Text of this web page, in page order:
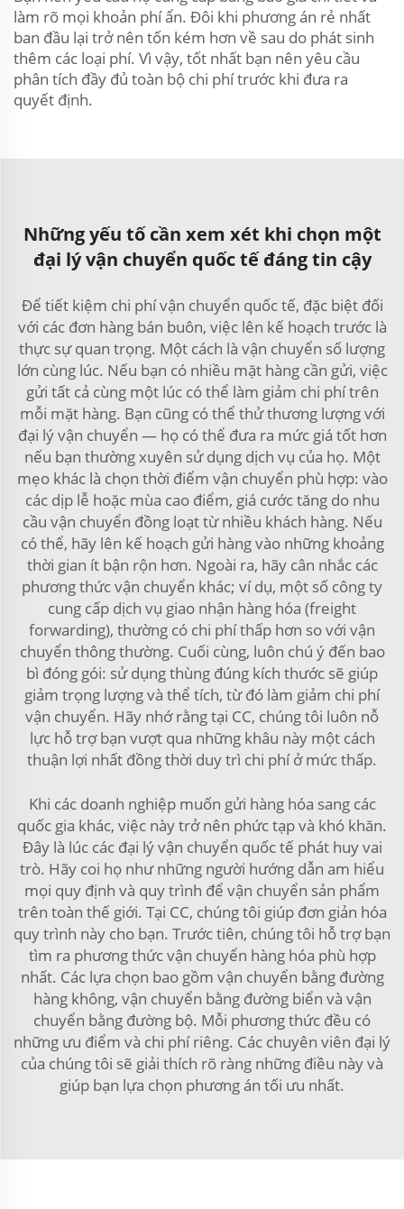
làm rõ mọi khoản phí ẩn. Đôi khi phương án rẻ nhất
ban đầu lại trở nên tốn kém hơn về sau do phát sinh
thêm các loại phí. Vì vậy, tốt nhất bạn nên yêu cầu
phân tích đầy đủ toàn bộ chi phí trước khi đưa ra
quyết định.
Những yếu tố cần xem xét khi chọn một
đại lý vận chuyển quốc tế đáng tin cậy
Để tiết kiệm chi phí vận chuyển quốc tế, đặc biệt đối
với các đơn hàng bán buôn, việc lên kế hoạch trước là
thực sự quan trọng. Một cách là vận chuyển số lượng
lớn cùng lúc. Nếu bạn có nhiều mặt hàng cần gửi, việc
gửi tất cả cùng một lúc có thể làm giảm chi phí trên
mỗi mặt hàng. Bạn cũng có thể thử thương lượng với
đại lý vận chuyển — họ có thể đưa ra mức giá tốt hơn
nếu bạn thường xuyên sử dụng dịch vụ của họ. Một
mẹo khác là chọn thời điểm vận chuyển phù hợp: vào
các dịp lễ hoặc mùa cao điểm, giá cước tăng do nhu
cầu vận chuyển đồng loạt từ nhiều khách hàng. Nếu
có thể, hãy lên kế hoạch gửi hàng vào những khoảng
thời gian ít bận rộn hơn. Ngoài ra, hãy cân nhắc các
phương thức vận chuyển khác; ví dụ, một số công ty
cung cấp dịch vụ giao nhận hàng hóa (freight
forwarding), thường có chi phí thấp hơn so với vận
chuyển thông thường. Cuối cùng, luôn chú ý đến bao
bì đóng gói: sử dụng thùng đúng kích thước sẽ giúp
giảm trọng lượng và thể tích, từ đó làm giảm chi phí
vận chuyển. Hãy nhớ rằng tại CC, chúng tôi luôn nỗ
lực hỗ trợ bạn vượt qua những khâu này một cách
thuận lợi nhất đồng thời duy trì chi phí ở mức thấp.
Khi các doanh nghiệp muốn gửi hàng hóa sang các
quốc gia khác, việc này trở nên phức tạp và khó khăn.
Đây là lúc các đại lý vận chuyển quốc tế phát huy vai
trò. Hãy coi họ như những người hướng dẫn am hiểu
mọi quy định và quy trình để vận chuyển sản phẩm
trên toàn thế giới. Tại CC, chúng tôi giúp đơn giản hóa
quy trình này cho bạn. Trước tiên, chúng tôi hỗ trợ bạn
tìm ra phương thức vận chuyển hàng hóa phù hợp
nhất. Các lựa chọn bao gồm vận chuyển bằng đường
hàng không, vận chuyển bằng đường biển và vận
chuyển bằng đường bộ. Mỗi phương thức đều có
những ưu điểm và chi phí riêng. Các chuyên viên đại lý
của chúng tôi sẽ giải thích rõ ràng những điều này và
giúp bạn lựa chọn phương án tối ưu nhất.